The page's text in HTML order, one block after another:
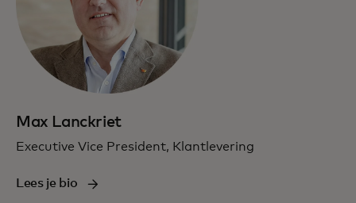
Max Lanckriet
Executive Vice President, Klantlevering
Lees je bio